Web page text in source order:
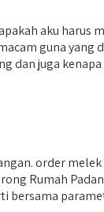
aku harus
guna
juga
order
Rumah
bersama